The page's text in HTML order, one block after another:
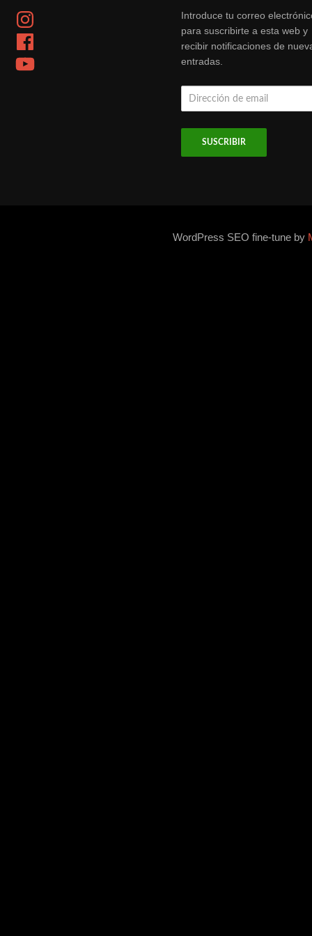
Instagram
Facebook
YouTube
Introduce tu correo
para suscribirte a esta web y
recibir notificaciones de
entradas.
Dirección
WordPress SEO fine-tune by